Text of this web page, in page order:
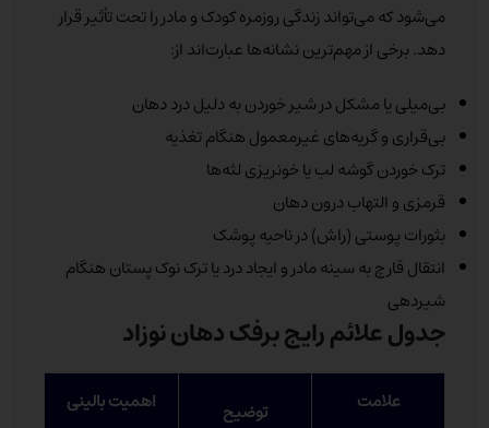
می‌شود که می‌تواند زندگی روزمره کودک و مادر را تحت تأثیر قرار
دهد. برخی از مهم‌ترین نشانه‌ها عبارت‌اند از:
بی‌میلی یا مشکل در شیر خوردن به دلیل درد دهان
بی‌قراری و گریه‌های غیرمعمول هنگام تغذیه
ترک خوردن گوشه لب یا خونریزی لثه‌ها
قرمزی و التهاب درون دهان
بثورات پوستی (راش) در ناحیه پوشک
انتقال قارچ به سینه مادر و ایجاد درد یا ترک نوک پستان هنگام
شیردهی
جدول علائم رایج برفک دهان نوزاد
علامت توضیح اهمیت بالینی